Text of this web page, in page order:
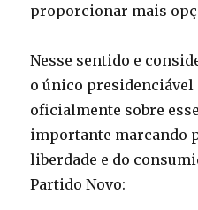
proporcionar mais
Nesse sentido e
o único presidenciável
oficialmente sobre
importante marcando
liberdade e do
Partido Novo: